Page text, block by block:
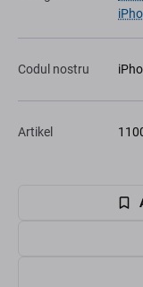
Codul nostru
Artikel